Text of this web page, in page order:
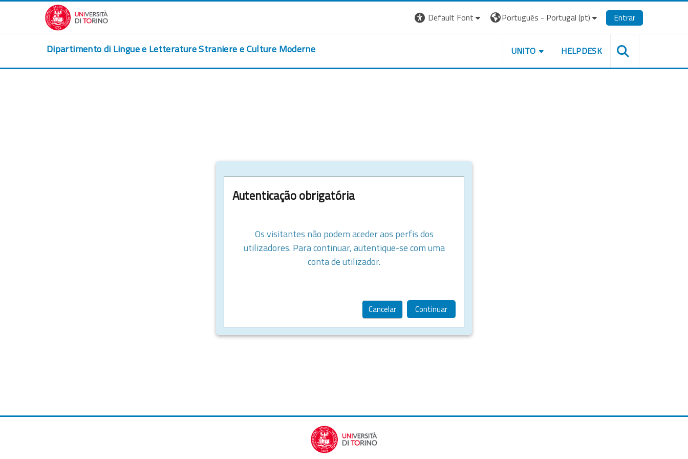
Ir para o conteúdo principal
Default Font
Português - Portugal ‎(pt)‎ Entrar
Dipartimento di Lingue e Letterature Straniere e Culture Moderne UNITO HELPDESK
Autenticação obrigatória
Os visitantes não podem aceder aos perfis dos
utilizadores. Para continuar, autentique-se com uma
conta de utilizador.
Cancelar Continuar